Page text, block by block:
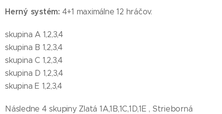
Herný systém: 4+1 maximálne 12 hráčov.
skupina A 1,2,3,4
skupina B 1,2,3,4
skupina C 1,2,3,4
skupina D 1,2,3,4
skupina E 1,2,3,4
Následne 4 skupiny Zlatá 1A,1B,1C,1D,1E , Strieborná